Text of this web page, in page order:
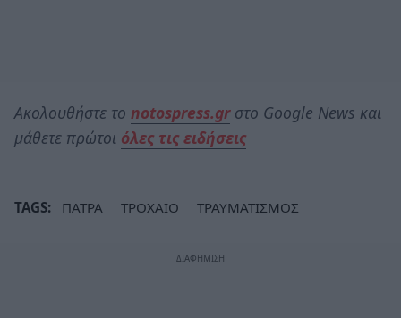
Ακολουθήστε το notospress.grστο Google News και
μάθετε πρώτοι όλες τις ειδήσεις
TAGS: ΠΑΤΡΑ ΤΡΟΧΑΙΟ ΤΡΑΥΜΑΤΙΣΜΟΣ